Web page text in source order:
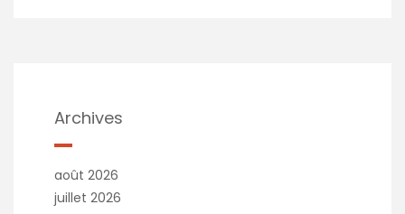
Archives
août 2026
juillet 2026